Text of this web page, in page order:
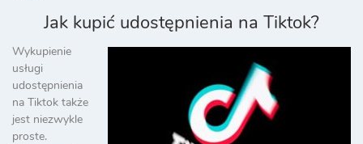
Jak kupić udostępnienia na Tiktok?
Wykupienie
usługi
udostępnienia
na Tiktok także
jest niezwykle
proste.